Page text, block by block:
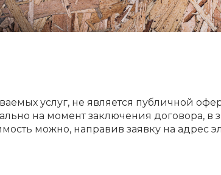
услуг, не является публичной
на момент заключения договора, в
можно, направив заявку на адрес